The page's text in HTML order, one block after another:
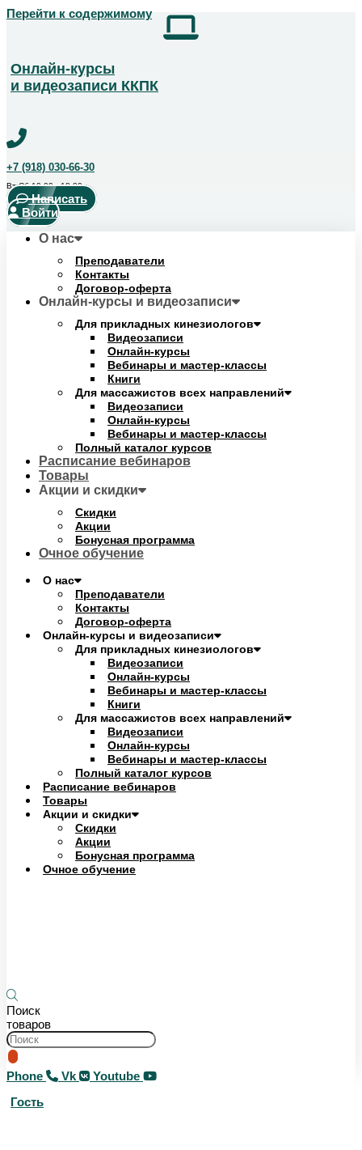
Позвоните чтобы получить курс со скидкой
Перейти к содержимому
Онлайн-курсы
и видеозаписи ККПК
+7 (918) 030-66-30
Вт-Сб 10:00 - 18:00
Написать
Войти
О нас
Преподаватели
Контакты
Договор-оферта
Онлайн-курсы и видеозаписи
Для прикладных кинезиологов
Видеозаписи
Онлайн-курсы
Вебинары и мастер-классы
Книги
Для массажистов всех направлений
Видеозаписи
Онлайн-курсы
Вебинары и мастер-классы
Полный каталог курсов
Расписание вебинаров
Товары
Акции и скидки
Скидки
Акции
Бонусная программа
Очное обучение
О нас
Преподаватели
Контакты
Договор-оферта
Онлайн-курсы и видеозаписи
Для прикладных кинезиологов
Видеозаписи
Онлайн-курсы
Вебинары и мастер-классы
Книги
Для массажистов всех направлений
Видеозаписи
Онлайн-курсы
Вебинары и мастер-классы
Полный каталог курсов
Расписание вебинаров
Товары
Акции и скидки
Скидки
Акции
Бонусная программа
Очное обучение
Поиск
товаров
Phone Vk
Youtube
Гость